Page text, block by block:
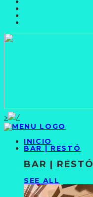
>
INICIO
BAR | RESTÓ
BAR | RESTÓ
SEE ALL